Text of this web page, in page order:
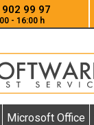
99 97
- 16:00 h
Microsoft Office